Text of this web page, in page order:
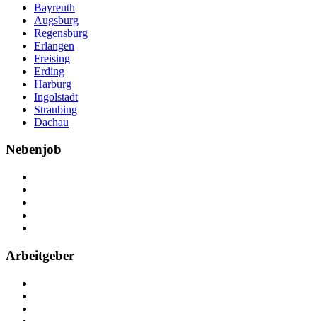
Bayreuth
Augsburg
Regensburg
Erlangen
Freising
Erding
Harburg
Ingolstadt
Straubing
Dachau
Nebenjob
Arbeitgeber